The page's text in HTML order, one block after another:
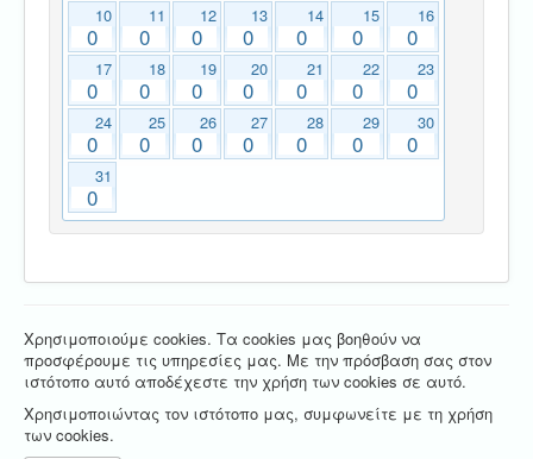
10
0
11
0
12
0
13
0
14
0
15
0
16
0
17
0
18
0
19
0
20
0
21
0
22
0
23
0
24
0
25
0
26
0
27
0
28
0
29
0
30
0
31
0
Χρησιμοποιούμε cookies. Τα cookies μας βοηθούν να
προσφέρουμε τις υπηρεσίες μας. Με την πρόσβαση σας στον
ιστότοπο αυτό αποδέχεστε την χρήση των cookies σε αυτό.
Χρησιμοποιώντας τον ιστότοπο μας, συμφωνείτε με τη χρήση
των cookies.